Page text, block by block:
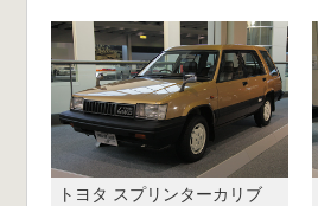
トヨタ スプリンターカリブ